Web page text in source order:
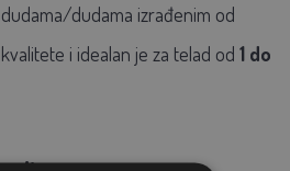
dudama izrađenim od
i idealan je za telad od 1 do